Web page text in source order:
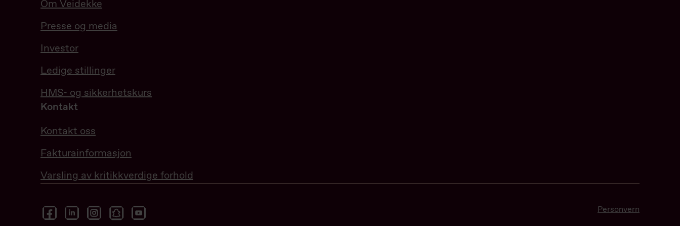
Om Veidekke
Presse og media
Investor
Ledige stillinger
HMS- og sikkerhetskurs
Kontakt
Kontakt oss
Fakturainformasjon
Varsling av kritikkverdige forhold
facebooklinkedininstagramsnapchatyoutube Personvern